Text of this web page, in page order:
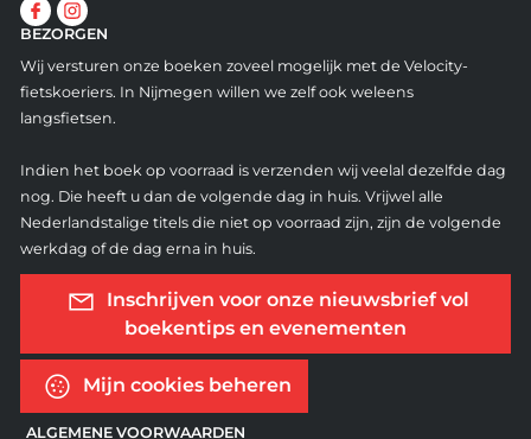
BEZORGEN
Wij versturen onze boeken zoveel mogelijk met de Velocity-
fietskoeriers. In Nijmegen willen we zelf ook weleens
langsfietsen.
Indien het boek op voorraad is verzenden wij veelal dezelfde dag
nog. Die heeft u dan de volgende dag in huis. Vrijwel alle
Nederlandstalige titels die niet op voorraad zijn, zijn de volgende
werkdag of de dag erna in huis.
Inschrijven voor onze nieuwsbrief vol
boekentips en evenementen
Mijn cookies beheren
ALGEMENE VOORWAARDEN